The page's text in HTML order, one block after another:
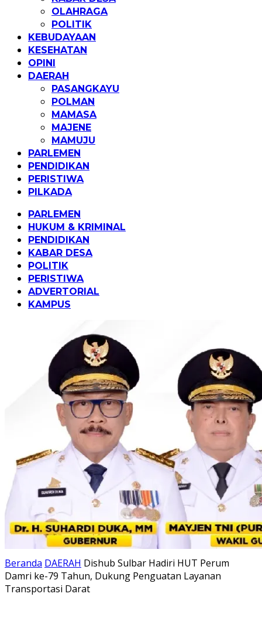
OLAHRAGA
POLITIK
KEBUDAYAAN
KESEHATAN
OPINI
DAERAH
PASANGKAYU
POLMAN
MAMASA
MAJENE
MAMUJU
PARLEMEN
PENDIDIKAN
PERISTIWA
PILKADA
PARLEMEN
HUKUM & KRIMINAL
PENDIDIKAN
KABAR DESA
POLITIK
PERISTIWA
ADVERTORIAL
KAMPUS
Beranda DAERAH Dishub Sulbar Hadiri HUT Perum
Damri ke-79 Tahun, Dukung Penguatan Layanan
Transportasi Darat